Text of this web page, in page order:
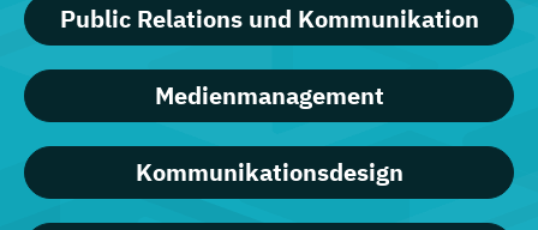
Public Relations und Kommunikation
Medienmanagement
Kommunikationsdesign